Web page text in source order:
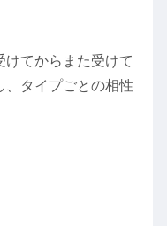
てからまた受けて
、タイプごとの相性